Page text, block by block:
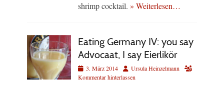
shrimp cocktail. » Weiterlesen…
Eating Germany IV: you say
Advocaat, I say Eierlikör
Veröffentlicht
am
3. März 2014 AutorUrsula Heinzelmann
Kommentar hinterlassen